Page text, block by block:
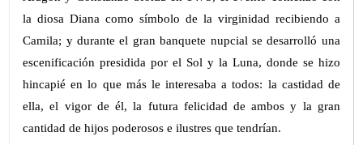
la diosa Diana como símbolo de la virginidad recibiendo a
Camila; y durante el gran banquete nupcial se desarrolló una
escenificación presidida por el Sol y la Luna, donde se hizo
hincapié en lo que más le interesaba a todos: la castidad de
ella, el vigor de él, la futura felicidad de ambos y la gran
cantidad de hijos poderosos e ilustres que tendrían.